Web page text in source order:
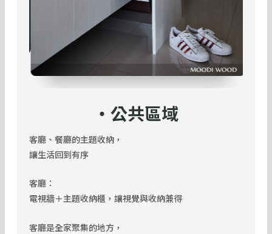
・公共區域
客廳、餐廳的主題收納，
讓生活回到有序
客廳：
電視牆＋主題收納櫃，讓視覺與收納兼得
客廳是全家聚集的地方，